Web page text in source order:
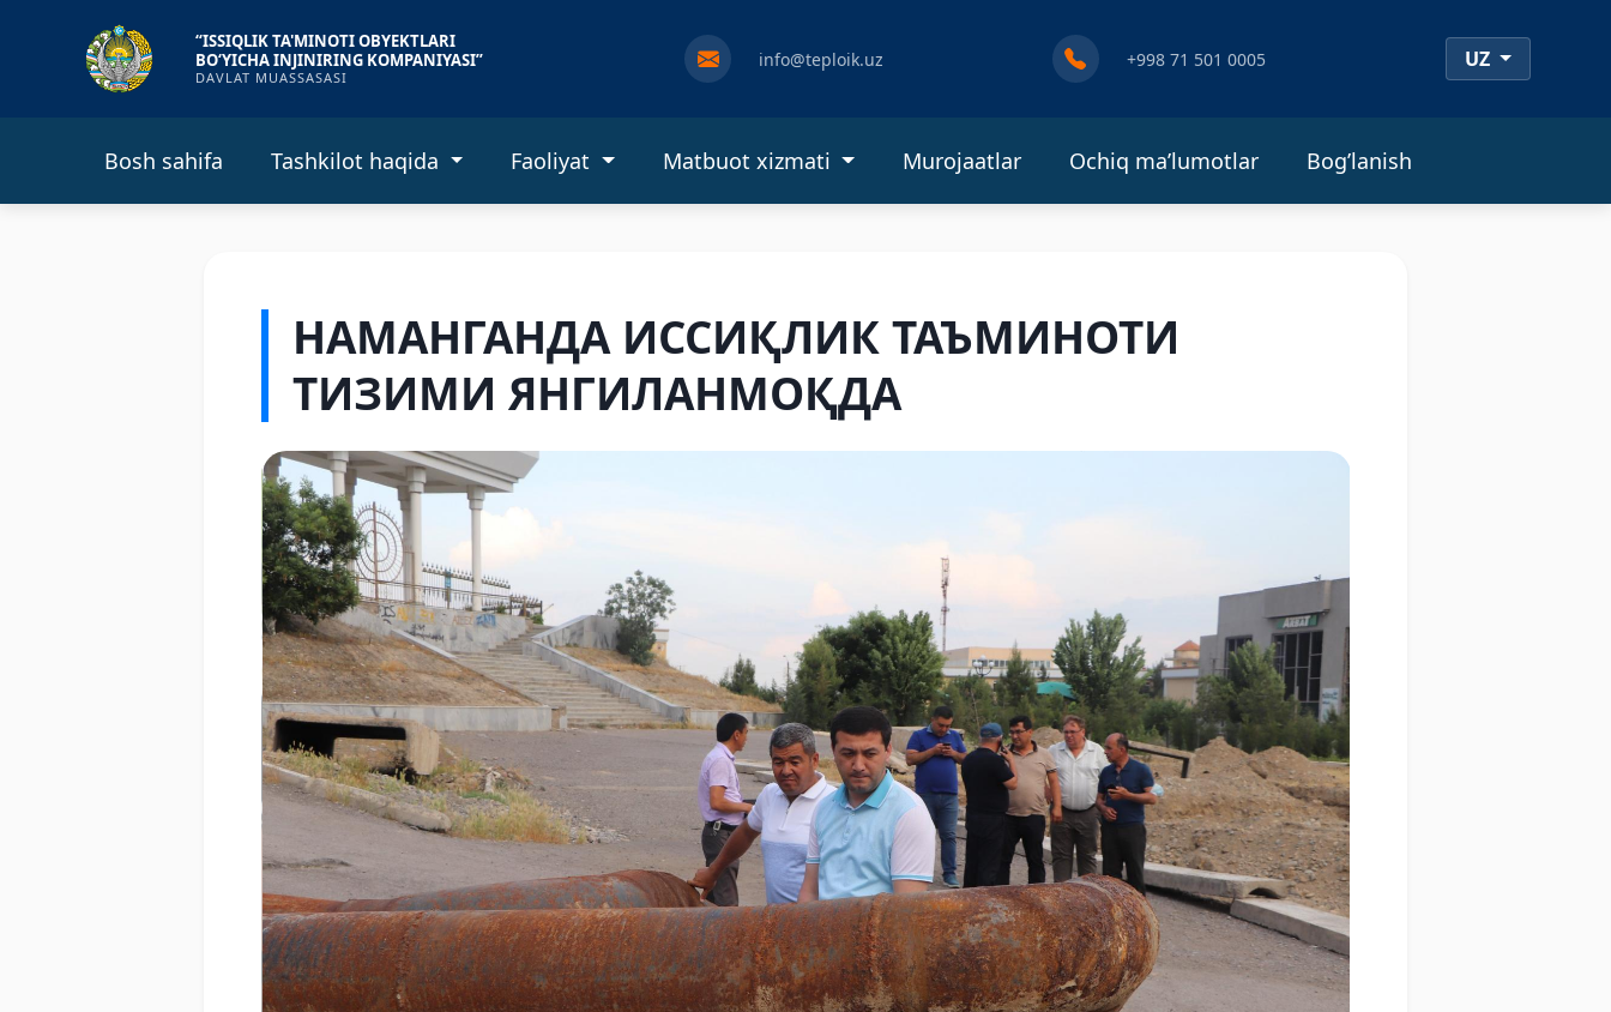
“ISSIQLIK TA'MINOTI OBYEKTLARI
BO‘YICHA INJINIRING KOMPANIYASI”
DAVLAT MUASSASASI
info@teploik.uz +998 71 501 0005 UZ
Bosh sahifa Tashkilot haqida Faoliyat Matbuot xizmati Murojaatlar Ochiq ma’lumotlar Bog’lanish
НАМАНГАНДА ИССИҚЛИК ТАЪМИНОТИ
ТИЗИМИ ЯНГИЛАНМОҚДА